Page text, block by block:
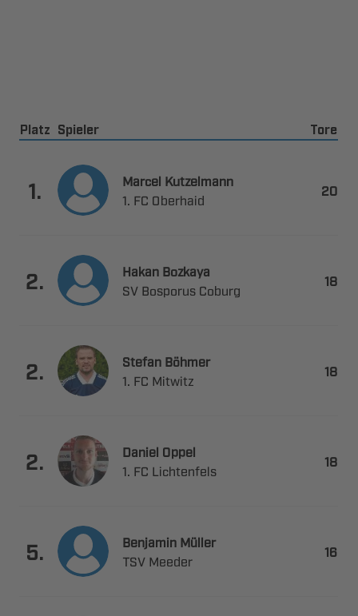
Platz Spieler Tore
.
 
  

.
 
  

.
 
  

.
 
  

.
 
 
